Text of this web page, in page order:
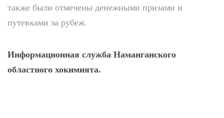
также были отмечены денежными призами и
путевками за рубеж.
Информационная служба Наманганского
областного хокимията.